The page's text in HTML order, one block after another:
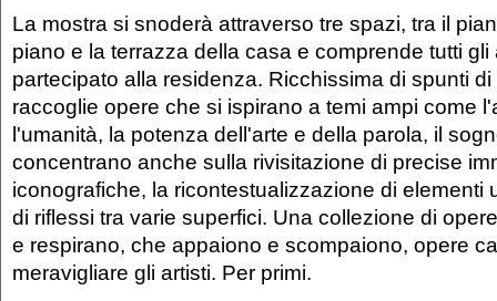
La mostra si snoderà attraverso tre spazi, tra il
piano e la terrazza della casa e comprende tutti
partecipato alla residenza. Ricchissima di spunti
raccoglie opere che si ispirano a temi ampi come
l'umanità, la potenza dell'arte e della parola, il
concentrano anche sulla rivisitazione di precise
iconografiche, la ricontestualizzazione di elementi
di riflessi tra varie superfici. Una collezione di
e respirano, che appaiono e scompaiono, opere
meravigliare gli artisti. Per primi.